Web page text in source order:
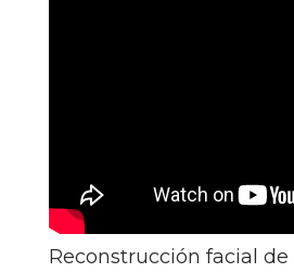
Reconstrucción facial